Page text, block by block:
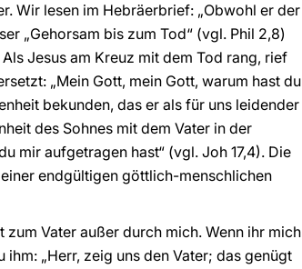
Wir lesen im Hebräerbrief: „Obwohl er der
„Gehorsam bis zum Tod“ (vgl. Phil 2,8)
Jesus am Kreuz mit dem Tod rang, rief
„Mein Gott, mein Gott, warum hast du
bekunden, das er als für uns leidender
des Sohnes mit dem Vater in der
mir aufgetragen hast“ (vgl. Joh 17,4). Die
endgültigen göttlich-menschlichen
Vater außer durch mich. Wenn ihr mich
„Herr, zeig uns den Vater; das genügt